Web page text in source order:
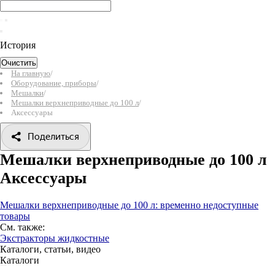
История
Очистить
На главную/
Оборудование, приборы/
Мешалки/
Мешалки верхнеприводные до 100 л/
Аксессуары
Поделиться
Мешалки верхнеприводные до 100 л
Аксессуары
Мешалки верхнеприводные до 100 л: временно недоступные
товары
См. также:
Экстракторы жидкостные
Каталоги, статьи, видео
Каталоги